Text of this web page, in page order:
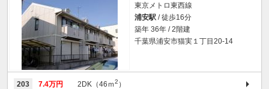
東京メトロ東西線
浦安駅 / 徒歩16分
築年 36年 / 2階建
千葉県浦安市猫実１丁目20-14
203 7.4万円 2DK（46ｍ2 ）